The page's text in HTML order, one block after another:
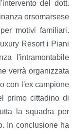
del dott.
orsomarsese
motivi familiari.
Resort i Piani
l'intramontabile
verrà organizzata
con l'ex campione
primo cittadino di
la squadra per
In conclusione ha